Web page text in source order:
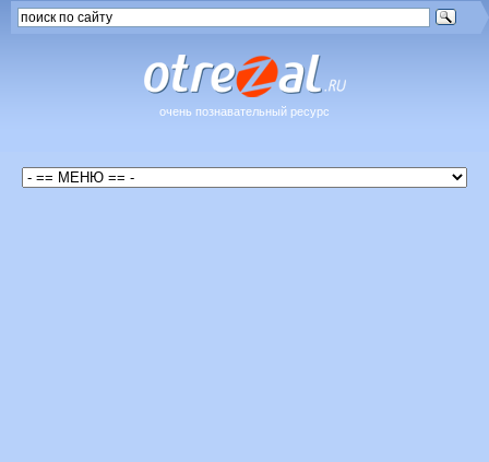
очень познавательный ресурс